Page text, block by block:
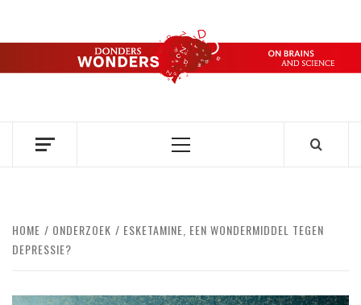
de
DONDERS
OVER HERSENEN EN WETENSCHAP // ON BRAINS AND
Primair
HOME ONDERZOEK
ESKETAMINE, EEN WONDERMIDDEL TEGEN
DEPRESSIE?